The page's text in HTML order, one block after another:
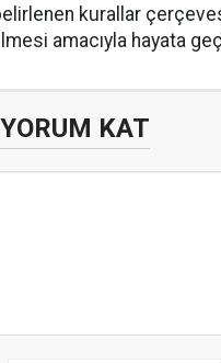
kurallar
amacıyla hayata
YORUM KAT